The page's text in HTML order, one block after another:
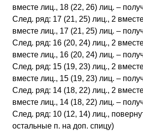
вместе лиц., 18 (22, 26) лиц. –
След. ряд: 17 (21, 25) лиц., 2
вместе лиц., 17 (21, 25) лиц. –
След. ряд: 16 (20, 24) лиц., 2
вместе лиц., 16 (20, 24) лиц. –
След. ряд: 15 (19, 23) лиц., 2
вместе лиц., 15 (19, 23) лиц. –
След. ряд: 14 (18, 22) лиц., 2
вместе лиц., 14 (18, 22) лиц. –
След. ряд: 10 (12, 14) лиц.,
остальные п. на доп. спицу)